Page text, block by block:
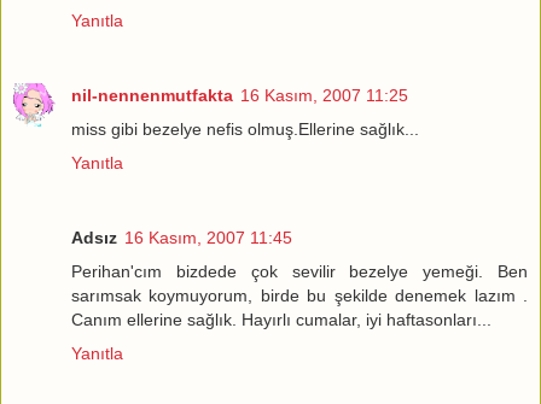
Yanıtla
nil-nennenmutfakta 16 Kasım, 2007 11:25
miss gibi bezelye nefis olmuş.Ellerine sağlık...
Yanıtla
Adsız 16 Kasım, 2007 11:45
Perihan'cım bizdede çok sevilir bezelye yemeği. Ben
sarımsak koymuyorum, birde bu şekilde denemek lazım .
Canım ellerine sağlık. Hayırlı cumalar, iyi haftasonları...
Yanıtla